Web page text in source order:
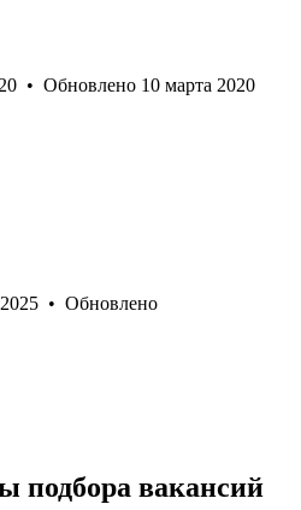
• Обновлено 10 марта 2020
• Обновлено
подбора вакансий